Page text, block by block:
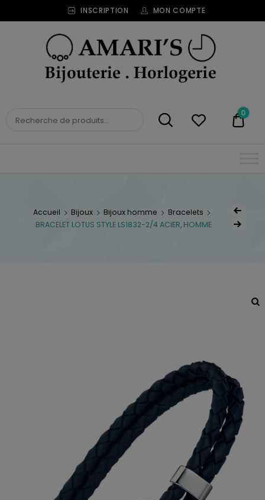
INSCRIPTION MON COMPTE
BIJOUTERIE
0
Accueil Bijoux Bijoux homme
Bracelets
BRACELET LOTUS STYLE LS1832-2/4 ACIER, HOMME